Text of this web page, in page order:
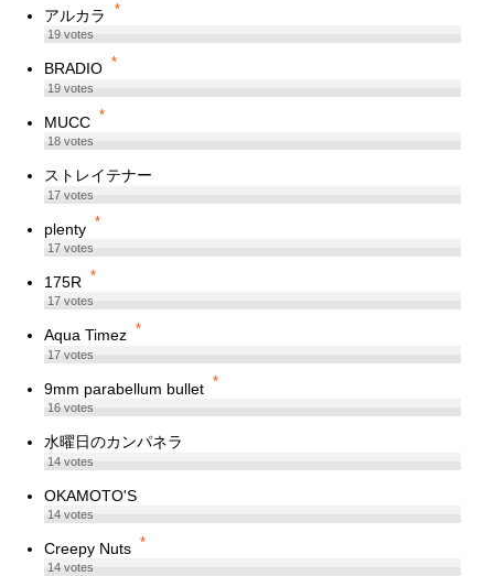
アルカラ *
19votes
BRADIO *
19votes
MUCC *
18votes
ストレイテナー
17votes
plenty *
17votes
175R *
17votes
Aqua Timez *
17votes
9mm parabellum bullet *
16votes
水曜日のカンパネラ
14votes
OKAMOTO'S
14votes
Creepy Nuts *
14votes